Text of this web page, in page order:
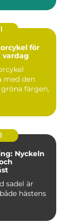
för
vardag
med den
färgen,
Nyckeln
sadel är
hästens